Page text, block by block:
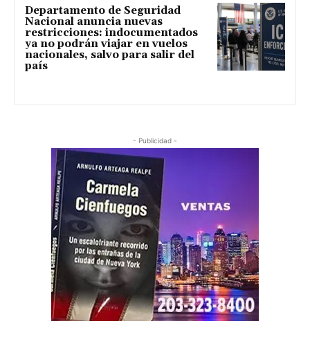
Departamento de Seguridad
Nacional anuncia nuevas
restricciones: indocumentados
ya no podrán viajar en vuelos
nacionales, salvo para salir del
país
- Publicidad -